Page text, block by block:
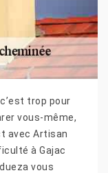
trop pour
vous-même,
avec Artisan
à Gajac
vous